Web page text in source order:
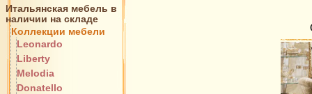
Итальянская мебель в
наличии на складе
Коллекции мебели
Leonardo
Liberty
Melodia
Donatello